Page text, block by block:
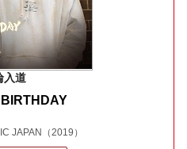
入道
JAPAN （2019）